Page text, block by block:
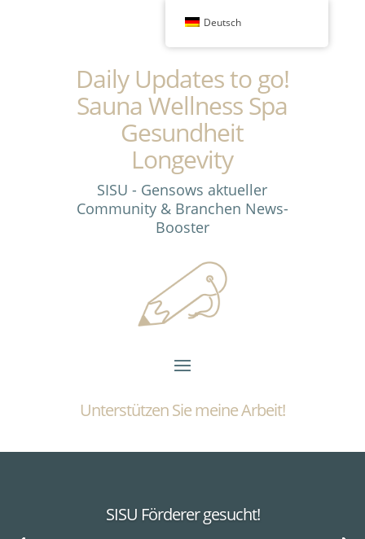
Daily Updates to go!
Sauna Wellness Spa
Gesundheit
Longevity
SISU - Gensows aktueller
Community & Branchen News-
Booster
Unterstützen Sie meine Arbeit!
SISU Förderer gesucht!
Deutsch